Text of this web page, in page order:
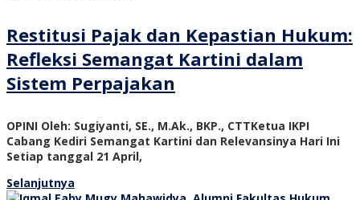
Restitusi Pajak dan Kepastian Hukum:
Refleksi Semangat Kartini dalam
Sistem Perpajakan
OPINI Oleh: Sugiyanti, SE., M.Ak., BKP., CTTKetua IKPI
Cabang Kediri Semangat Kartini dan Relevansinya Hari Ini
Setiap tanggal 21 April,
Selanjutnya